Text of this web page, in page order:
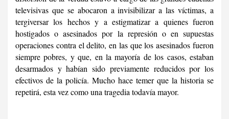
televisivas que se abocaron a invisibilizar a las víctimas, a
tergiversar los hechos y a estigmatizar a quienes fueron
hostigados o asesinados por la represión o en supuestas
operaciones contra el delito, en las que los asesinados fueron
siempre pobres, y que, en la mayoría de los casos, estaban
desarmados y habían sido previamente reducidos por los
efectivos de la policía. Mucho hace temer que la historia se
repetirá, esta vez como una tragedia todavía mayor.